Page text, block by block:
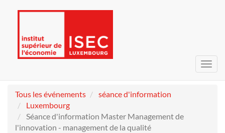
Tous les événements
séance d'information
Luxembourg
Séance d'information Master Management de
l'innovation - management de la qualité